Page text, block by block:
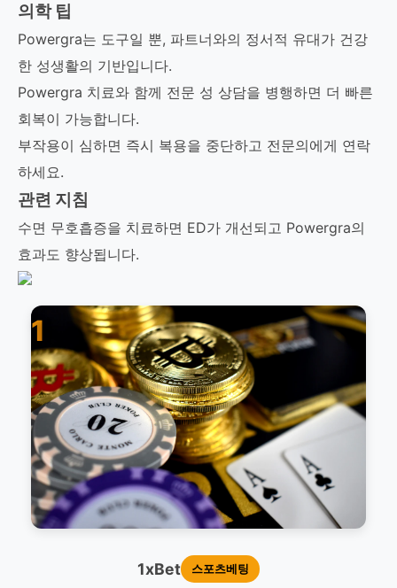
의학 팁
Powergra는 도구일 뿐, 파트너와의 정서적 유대가 건강
한 성생활의 기반입니다.
Powergra 치료와 함께 전문 성 상담을 병행하면 더 빠른
회복이 가능합니다.
부작용이 심하면 즉시 복용을 중단하고 전문의에게 연락
하세요.
관련 지침
수면 무호흡증을 치료하면 ED가 개선되고 Powergra의
효과도 향상됩니다.
1
1xBet 스포츠베팅